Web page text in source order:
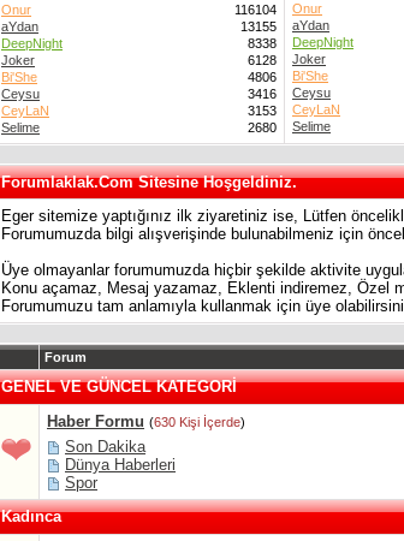
Onur
116104
aYdan
13155
DeepNight
8338
Joker
6128
Bi'She
4806
Ceysu
3416
CeyLaN
3153
Selime
2680
Onur
aYdan
DeepNight
Joker
Bi'She
Ceysu
CeyLaN
Selime
Forumlaklak.Com Sitesine Hoşgeldiniz.
Eger sitemize yaptığınız ilk ziyaretiniz ise, Lütfen
Forumumuzda bilgi alışverişinde bulunabilmeniz için
Üye olmayanlar forumumuzda hiçbir şekilde aktivite
Konu açamaz, Mesaj yazamaz, Eklenti indiremez, Özel
Forumumuzu tam anlamıyla kullanmak için üye
Forum
GENEL VE GÜNCEL KATEGORİ
Haber Formu (630 Kişi İçerde)
Son Dakika
Dünya Haberleri
Spor
Kadınca